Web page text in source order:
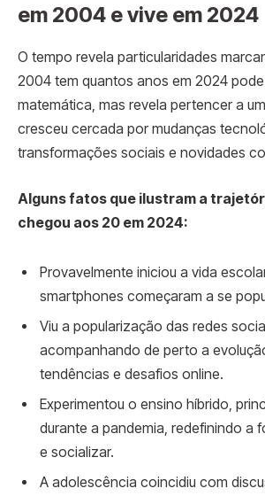
em 2004 e vive em 2024
O tempo revela particularidades
2004 tem quantos anos em 2024
matemática, mas revela pertencer a
cresceu cercada por mudanças
transformações sociais e novidades
Alguns fatos que ilustram a
chegou aos 20 em 2024:
Provavelmente iniciou a vida
smartphones começaram a se
Viu a popularização das redes
acompanhando de perto a
tendências e desafios online.
Experimentou o ensino híbrido,
durante a pandemia, redefinindo a
e socializar.
A adolescência coincidiu com